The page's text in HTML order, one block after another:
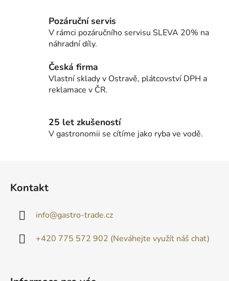
Pozáruční servis
V rámci pozáručního servisu SLEVA 20% na
náhradní díly.
Česká firma
Vlastní sklady v Ostravě, plátcovství DPH a
reklamace v ČR.
25 let zkušeností
V gastronomii se cítíme jako ryba ve vodě.
Kontakt
info@gastro-trade.cz
+420 775 572 902 (Neváhejte využít náš chat)